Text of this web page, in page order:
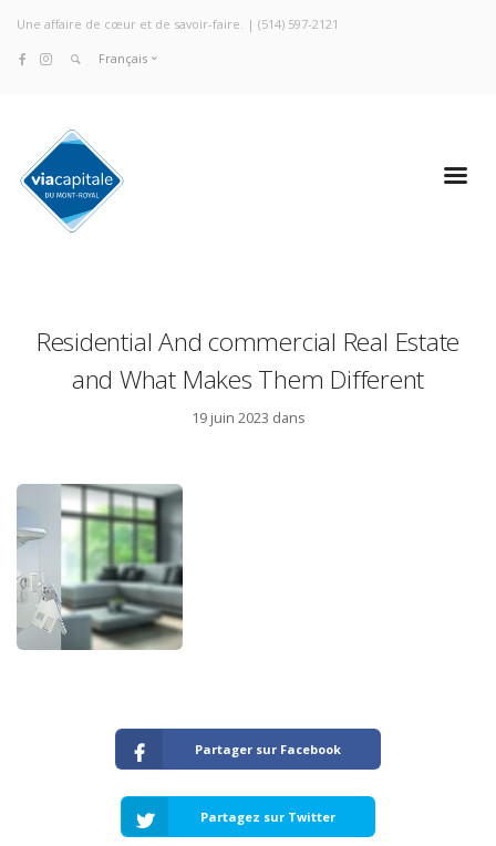
Une affaire de cœur et de savoir-faire. | (514) 597-2121
Français
Residential And commercial Real Estate
and What Makes Them Different
19 juin 2023 dans
Partager sur Facebook
Partagez sur Twitter